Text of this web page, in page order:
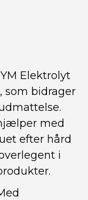
Elektrolyt
som bidrager
med
efter hård
i